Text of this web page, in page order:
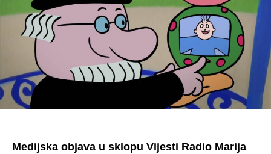
Medijska objava u sklopu Vijesti Radio Marija